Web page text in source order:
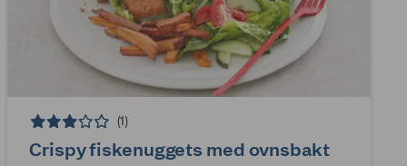
(1)
Crispy fiskenuggets med ovnsbakt